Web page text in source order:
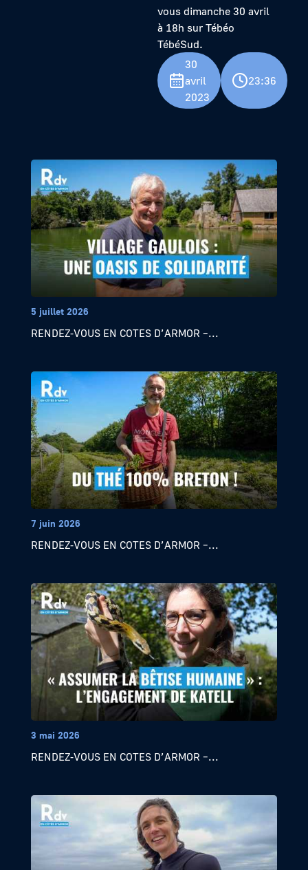
vous dimanche 30 avril
à 18h sur Tébéo
TébéSud.
30
avril
2023
23:36
5 juillet 2026
RENDEZ-VOUS EN COTES D’ARMOR –...
7 juin 2026
RENDEZ-VOUS EN COTES D’ARMOR –...
3 mai 2026
RENDEZ-VOUS EN COTES D’ARMOR –...